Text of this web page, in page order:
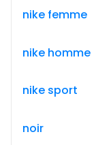
nike femme
nike homme
nike sport
noir